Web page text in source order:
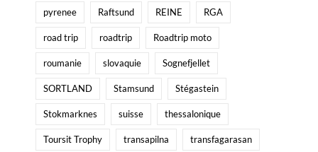
pyrenee Raftsund REINE RGA
road trip roadtrip Roadtrip moto
roumanie slovaquie Sognefjellet
SORTLAND Stamsund Stégastein
Stokmarknes suisse thessalonique
Toursit Trophy transapilna transfagarasan